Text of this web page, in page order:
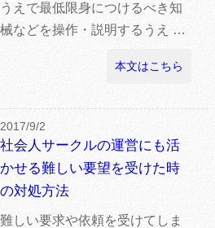
えで最低限身につけるべき知
などを操作・説明するうえ …
本文はこちら
2017/9/2
社会人サークルの運営にも活
かせる難しい要望を受けた時
の対処方法
難しい要求や依頼を受けてしま